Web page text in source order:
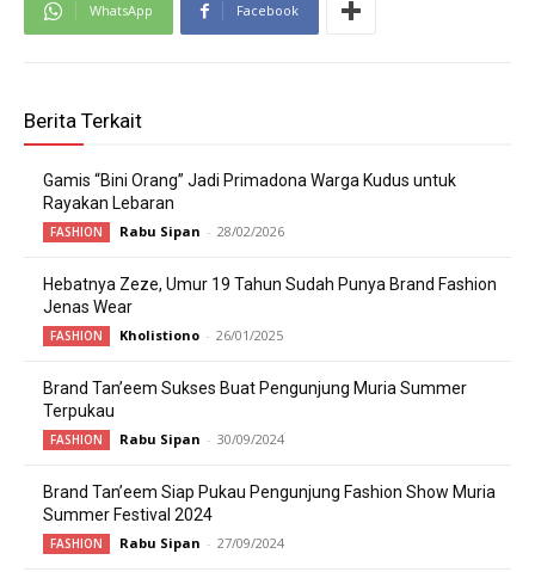
WhatsApp Facebook
Berita Terkait
Gamis “Bini Orang” Jadi Primadona Warga Kudus untuk
Rayakan Lebaran
FASHION Rabu Sipan - 28/02/2026
Hebatnya Zeze, Umur 19 Tahun Sudah Punya Brand Fashion
Jenas Wear
FASHION Kholistiono - 26/01/2025
Brand Tan’eem Sukses Buat Pengunjung Muria Summer
Terpukau
FASHION Rabu Sipan - 30/09/2024
Brand Tan’eem Siap Pukau Pengunjung Fashion Show Muria
Summer Festival 2024
FASHION Rabu Sipan - 27/09/2024